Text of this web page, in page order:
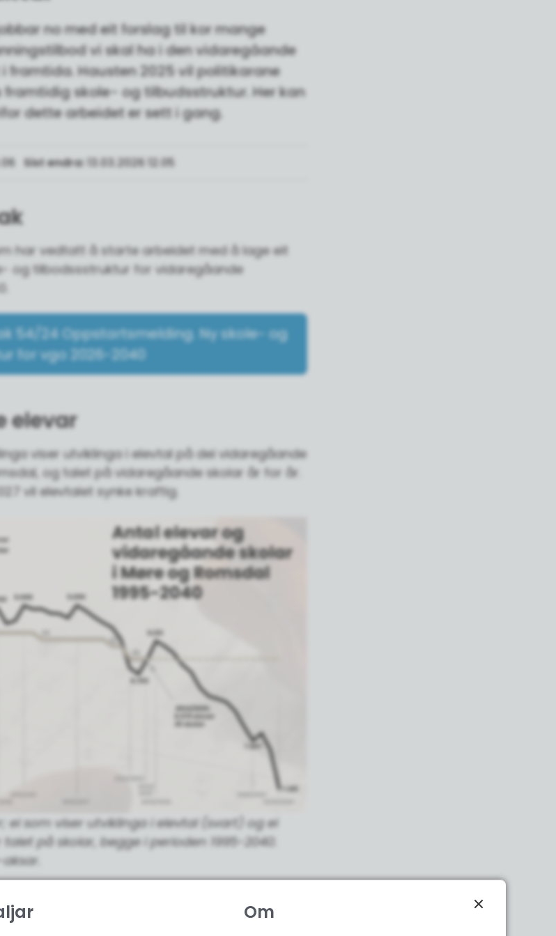
no med eit forslag til kor mange
vi skal ha i den vidaregåande
Hausten 2025 vil politikarane
skole- og tilbudsstruktur. Her kan
dette arbeidet er sett i gang.
Sist endra 13.03.2026 12.05
har vedtatt å starte arbeidet med å lage eit
og tilbodssstruktur for vidaregåande
54/24 Oppstartsmelding. Ny skole- og
for vgo 2026-2040
elevar
viser utviklinga i elevtal på dei vidaregåande
og talet på vidaregåande skolar år for år.
vil elevtalet synke kraftig.
ei som viser utviklinga i elevtal (svart) og ei
på skolar, begge i perioden 1995-2040.
Om